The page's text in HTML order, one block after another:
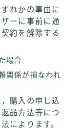
れかの事由に
ーに事前に通
約を解除する
場合
関係が損なわれ
購入の申し込
品方法等につ
によります。